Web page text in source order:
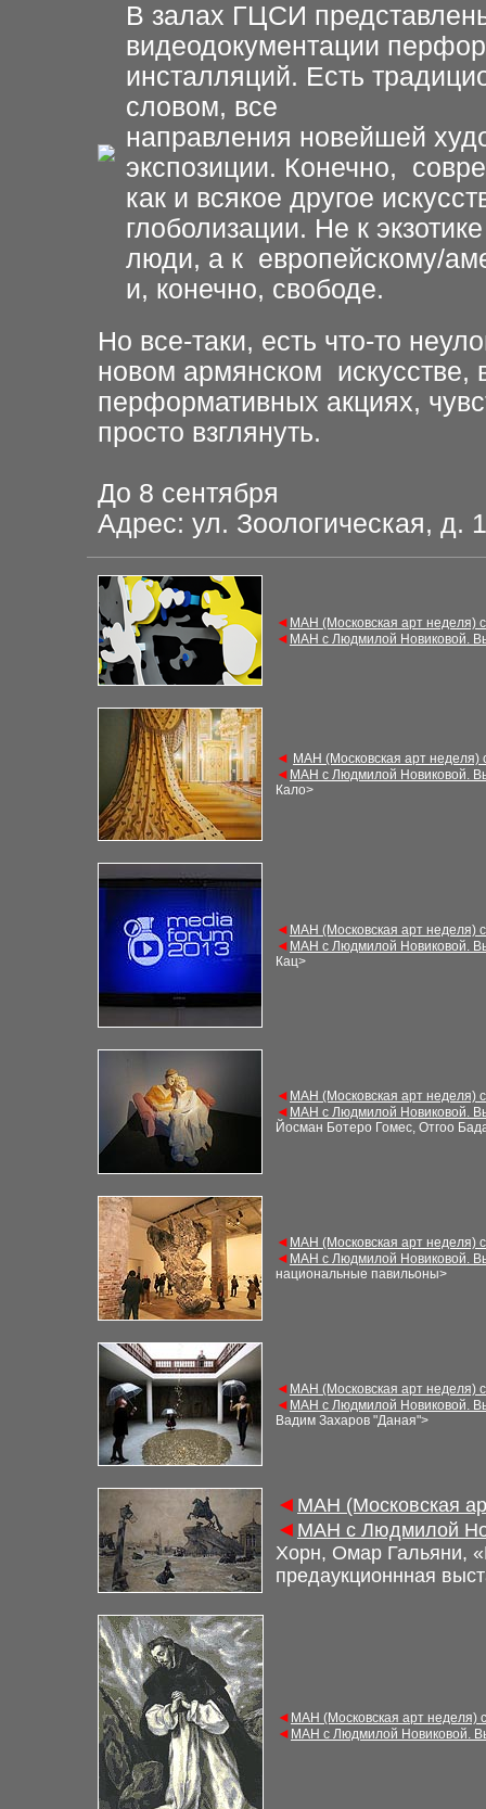
В залах ГЦСИ
видеодокументации
инсталляций. Есть
словом, все
направления новейшей
экспозиции. Конечно,
как и всякое другое
глоболизации. Не к
люди, а к европейскому/
и, конечно, свободе.
Но все-таки, есть что-то
новом армянском искусстве,
перформативных акциях,
просто взглянуть.
До 8 сентября
Адрес: ул. Зоологическая, д.
◄ МАН (Московская арт неделя)
◄ МАН с Людмилой Новиковой.
◄ МАН (Московская арт
◄ МАН с Людмилой Новиковой.
Кало>
◄ МАН (Московская арт неделя)
◄ МАН с Людмилой Новиковой.
Кац>
◄ МАН (Московская арт неделя)
◄ МАН с Людмилой Новиковой.
Йосман Ботеро Гомес, Отгоо
◄ МАН (Московская арт неделя)
◄ МАН с Людмилой Новиковой.
национальные павильоны>
◄ МАН (Московская арт неделя)
◄ МАН с Людмилой Новиковой.
Вадим Захаров "Даная">
◄ МАН (Московская
◄ МАН с Людмилой
Хорн, Омар Гальяни,
предаукционнная
◄ МАН (Московская арт
◄ МАН с Людмилой Новиковой.